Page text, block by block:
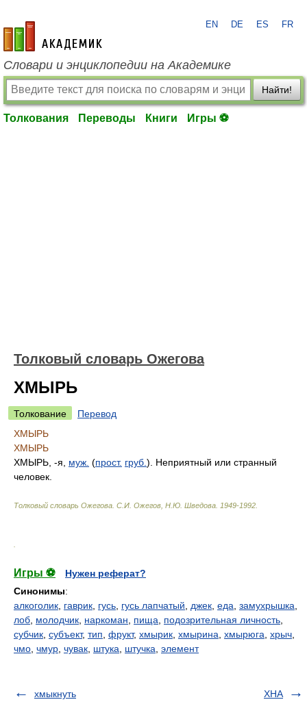
academic.ru
EN DE ES FR
Словари и энциклопедии на Академике
Найти!
Толкования Переводы Книги Игры ⚽
Толковый словарь Ожегова
ХМЫРЬ
Толкование
Перевод
ХМЫРЬ
ХМЫРЬ
ХМЫРЬ, -я, муж. (прост. груб. ). Неприятный или странный
человек.
Толковый словарь Ожегова С.И. Ожегов, Н.Ю. Шведова. 1949-1992
Игры ⚽
Нужен реферат?
Синонимы:
алкоголик гаврик гусь гусь лапчатый джек еда замухрышка
лоб молодчик наркоман пища подозрительная личность
субчик субъект, тип фрукт, хмырик хмырина хмырюга хрыч
чмо чмур чувак штука штучка элемент
хмыкнуть ХНА